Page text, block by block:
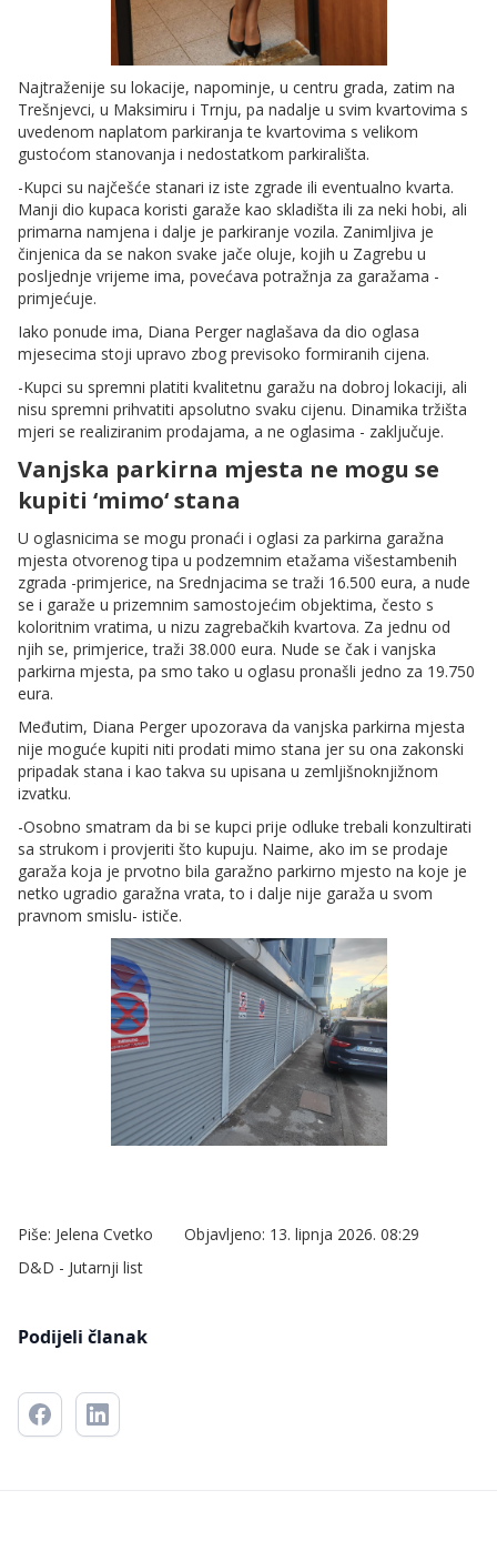
Najtraženije su lokacije, napominje, u centru grada, zatim na
Trešnjevci, u Maksimiru i Trnju, pa nadalje u svim kvartovima s
uvedenom naplatom parkiranja te kvartovima s velikom
gustoćom stanovanja i nedostatkom parkirališta.
-Kupci su najčešće stanari iz iste zgrade ili eventualno kvarta.
Manji dio kupaca koristi garaže kao skladišta ili za neki hobi, ali
primarna namjena i dalje je parkiranje vozila. Zanimljiva je
činjenica da se nakon svake jače oluje, kojih u Zagrebu u
posljednje vrijeme ima, povećava potražnja za garažama -
primjećuje.
Iako ponude ima, Diana Perger naglašava da dio oglasa
mjesecima stoji upravo zbog previsoko formiranih cijena.
-Kupci su spremni platiti kvalitetnu garažu na dobroj lokaciji, ali
nisu spremni prihvatiti apsolutno svaku cijenu. Dinamika tržišta
mjeri se realiziranim prodajama, a ne oglasima - zaključuje.
Vanjska parkirna mjesta ne mogu se
kupiti ‘mimo‘ stana
U oglasnicima se mogu pronaći i oglasi za parkirna garažna
mjesta otvorenog tipa u podzemnim etažama višestambenih
zgrada -primjerice, na Srednjacima se traži 16.500 eura, a nude
se i garaže u prizemnim samostojećim objektima, često s
koloritnim vratima, u nizu zagrebačkih kvartova. Za jednu od
njih se, primjerice, traži 38.000 eura. Nude se čak i vanjska
parkirna mjesta, pa smo tako u oglasu pronašli jedno za 19.750
eura.
Međutim, Diana Perger upozorava da vanjska parkirna mjesta
nije moguće kupiti niti prodati mimo stana jer su ona zakonski
pripadak stana i kao takva su upisana u zemljišnoknjižnom
izvatku.
-Osobno smatram da bi se kupci prije odluke trebali konzultirati
sa strukom i provjeriti što kupuju. Naime, ako im se prodaje
garaža koja je prvotno bila garažno parkirno mjesto na koje je
netko ugradio garažna vrata, to i dalje nije garaža u svom
pravnom smislu- ističe.
Piše: Jelena Cvetko Objavljeno: 13. lipnja 2026. 08:29
D&D - Jutarnji list
Podijeli članak